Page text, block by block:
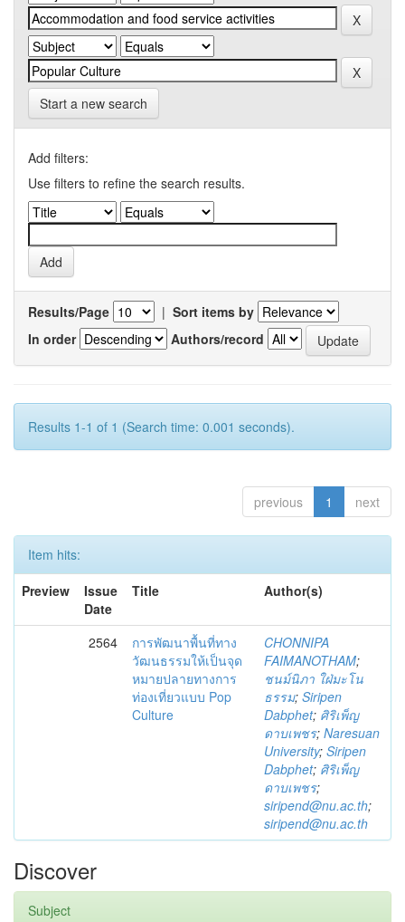
Start a new search
Add filters:
Use filters to refine the search results.
Results/Page | Sort items by
In order
Authors/record
Results 1-1 of 1 (Search time: 0.001 seconds).
previous 1 next
Item hits:
Preview
Issue
Date
Title Author(s)
2564
การพัฒนาพื้นที่ทาง
วัฒนธรรมให้เป็นจุด
หมายปลายทางการ
ท่องเที่ยวแบบ Pop
Culture
CHONNIPA
FAIMANOTHAM;
ชนม์นิภา ใฝ่มะโน
ธรรม; Siripen
Dabphet; ศิริเพ็ญ
ดาบเพชร; Naresuan
University; Siripen
Dabphet; ศิริเพ็ญ
ดาบเพชร;
siripend@nu.ac.th;
siripend@nu.ac.th
Discover
Subject